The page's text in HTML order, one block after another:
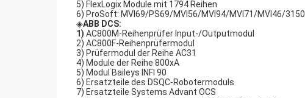
5) FlexLogix Module mit 1794 Reihen
6) ProSoft: MVI69/PS69/MVI56/MVI94/MVI71/MVI46/3150
◈ABB DCS:
1) AC800M-Reihenprüfer Input-/Outputmodul
2) AC800F-Reihenprüfermodul
3) Prüfermodul der Reihe AC31
4) Module der Reihe 800xA
5) Modul Baileys INFI 90
6) Ersatzteile des DSQC-Robotermoduls
7) Ersatzteile Systems Advant OCS